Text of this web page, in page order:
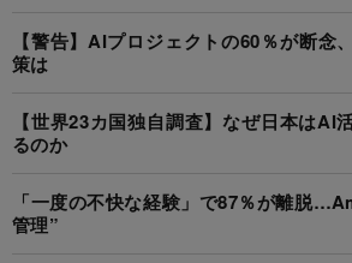
【警告】AIプロジェクトの60％が断念
策は
【世界23カ国独自調査】なぜ日本はAI
るのか
「一度の不快な経験」で87％が離脱
管理”